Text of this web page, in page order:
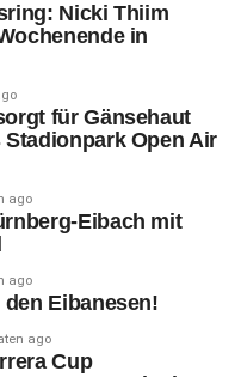
(FÜ)
zum 1:1-Ausgleich
das der
Konsequenz
Wiederbeginn (49.)
(70. + 75.) die
Nicki Thiim
in
für Gänsehaut
Open Air
ago
Eibach mit
ago
den Eibanesen!
ago
Cup